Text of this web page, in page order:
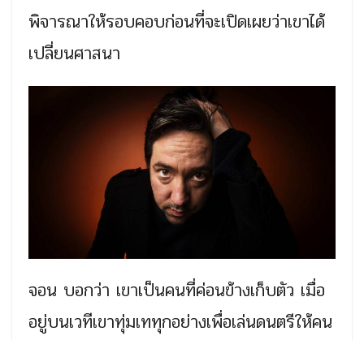
พิจารณาให้รอบคอบก่อนที่จะเปิดเผยว่าเขาได้
เปลี่ยนศาสนา
จอน บอกว่า เขาเป็นคนที่ค่อนข้างเก็บตัว เมื่อ
อยู่บนเวทีเขาทุ่มเททุกอย่างเพื่อเล่นดนตรีให้คน